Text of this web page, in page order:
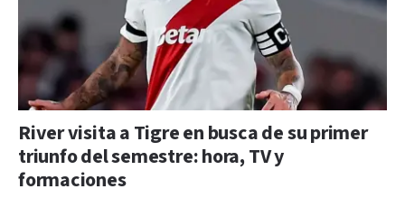
River visita a Tigre en busca de su primer
triunfo del semestre: hora, TV y
formaciones